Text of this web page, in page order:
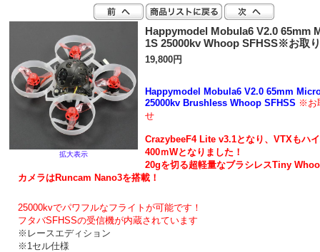
拡大表示
Happymodel Mobula6 V2.0 65mm
1S 25000kv Whoop SFHSS※お取
19,800円
Happymodel Mobula6 V2.0 65mm
25000kv Brushless Whoop SFHSS ※お
せ
CrazybeeF4 Lite v3.1となり、VTXもハ
400ｍWとなりました！
20gを切る超軽量なブラシレスTiny
カメラはRuncam Nano3を搭載！
25000kvでパワフルなフライトが可能です！
フタバSFHSSの受信機が内蔵されています
※レースエディション
※1セル仕様